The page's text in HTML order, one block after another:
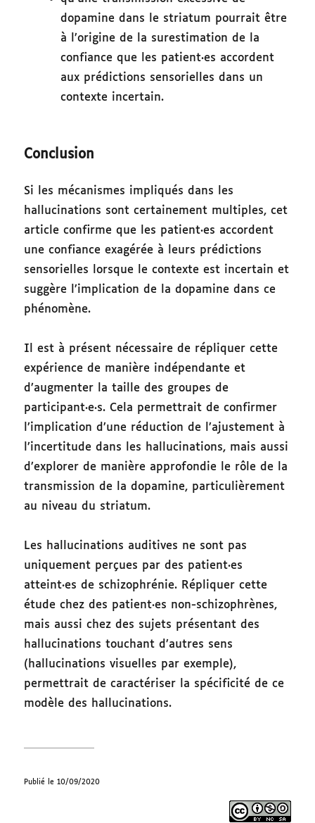
dopamine dans le striatum pourrait être
à l’origine de la surestimation de la
confiance que les patient·es accordent
aux prédictions sensorielles dans un
contexte incertain.
Conclusion
Si les mécanismes impliqués dans les
hallucinations sont certainement multiples, cet
article confirme que les patient·es accordent
une confiance exagérée à leurs prédictions
sensorielles lorsque le contexte est incertain et
suggère l’implication de la dopamine dans ce
phénomène.
Il est à présent nécessaire de répliquer cette
expérience de manière indépendante et
d’augmenter la taille des groupes de
participant·e·s. Cela permettrait de confirmer
l’implication d’une réduction de l’ajustement à
l’incertitude dans les hallucinations, mais aussi
d’explorer de manière approfondie le rôle de la
transmission de la dopamine, particulièrement
au niveau du striatum.
Les hallucinations auditives ne sont pas
uniquement perçues par des patient·es
atteint·es de schizophrénie. Répliquer cette
étude chez des patient·es non-schizophrènes,
mais aussi chez des sujets présentant des
hallucinations touchant d’autres sens
(hallucinations visuelles par exemple),
permettrait de caractériser la spécificité de ce
modèle des hallucinations.
Publié le 10/09/2020